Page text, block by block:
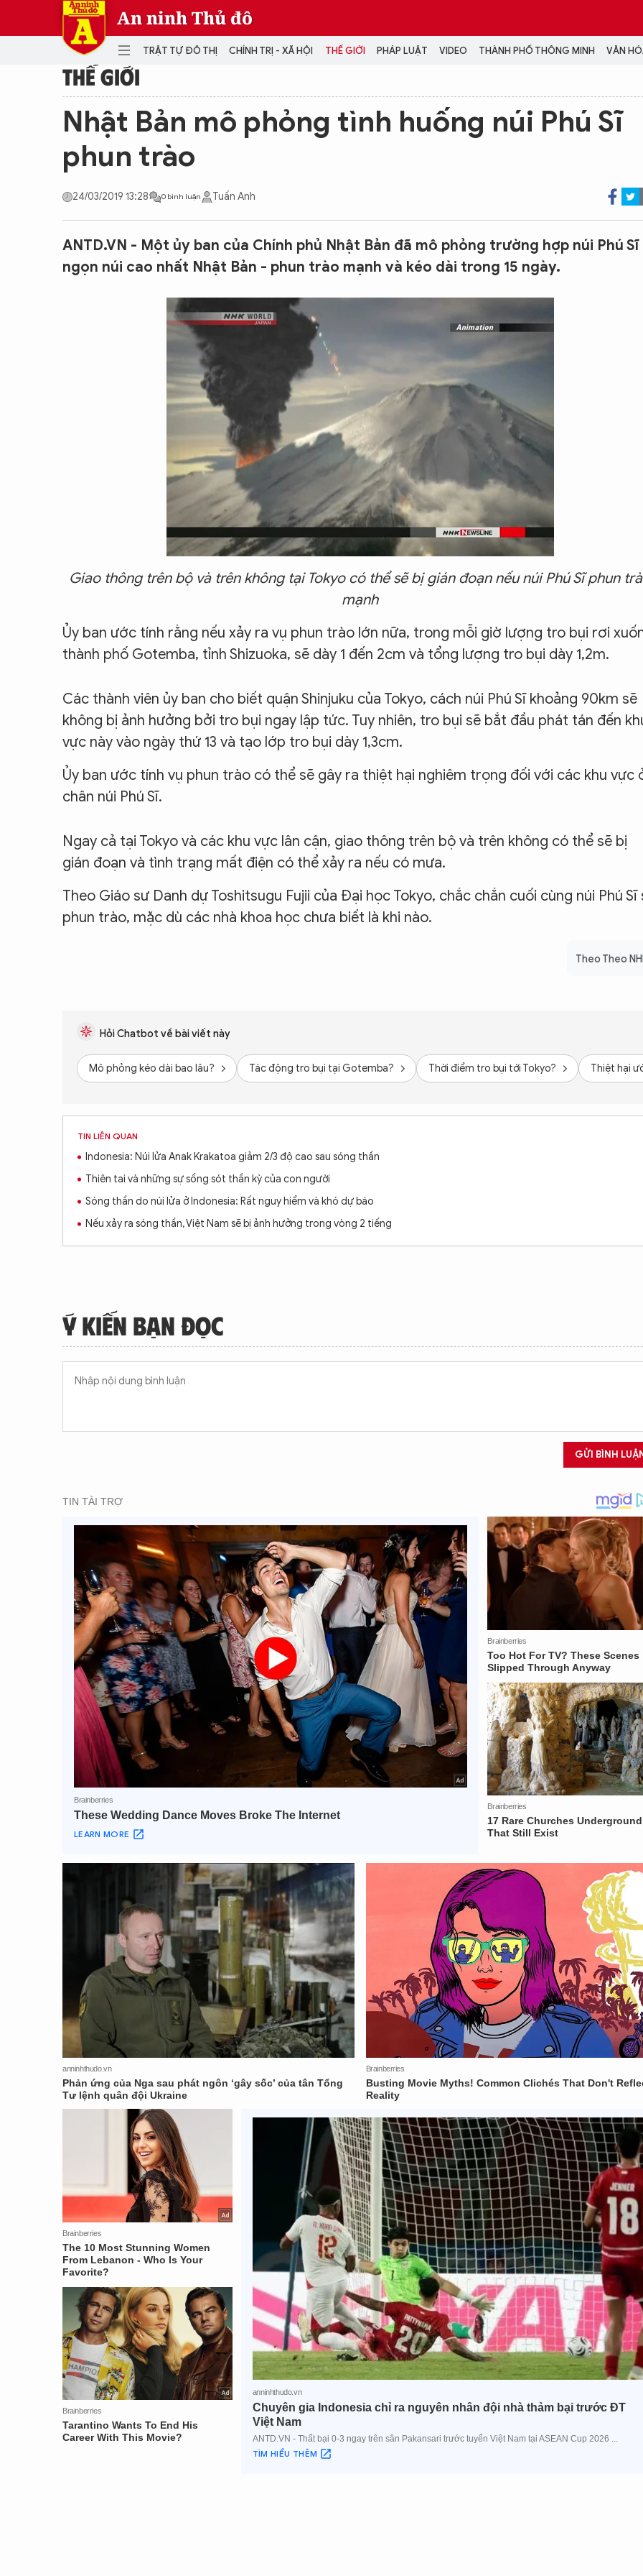
An ninh Thủ đô
TRẬT TỰ ĐÔ THỊ CHÍNH TRỊ - XÃ HỘI THẾ GIỚI PHÁP LUẬT VIDEO THÀNH PHỐ THÔNG MINH VĂN
CHÍNH TRỊ - XÃ HỘI
THẾ GIỚI
THÀNH PHỐ THÔNG MINH
THỂ THAO
SỐNG Ở HÀ NỘI
KINH DOANH
MULTIMEDIA
Podcast
Video
Ảnh
CON ĐƯỜNG KHỞI NGHIỆP
LỊCH VẠN SỰ
THẾ GIỚI
Nhật Bản mô phỏng tình huống núi Phú Sĩ
phun trào
24/03/2019 13:28 0 bình luận Tuấn Anh
ANTD.VN - Một ủy ban của Chính phủ Nhật Bản đã mô phỏng trường hợp núi Phú Sĩ
ngọn núi cao nhất Nhật Bản - phun trào mạnh và kéo dài trong 15 ngày.
Giao thông trên bộ và trên không tại Tokyo có thể sẽ bị gián đoạn nếu núi Phú Sĩphun
mạnh
Ủy ban ước tính rằng nếu xảy ra vụ phun trào lớn nữa, trong mỗi giờ lượng tro bụi rơi
thành phố Gotemba, tỉnh Shizuoka, sẽ dày 1 đến 2cm và tổng lượng tro bụi dày 1,2m.
Các thành viên ủy ban cho biết quận Shinjuku của Tokyo, cách núi Phú Sĩ khoảng 90km sẽ
không bị ảnh hưởng bởi tro bụi ngay lập tức. Tuy nhiên, tro bụi sẽ bắt đầu phát tán đến
vực này vào ngày thứ 13 và tạo lớp tro bụi dày 1,3cm.
Ủy ban ước tính vụ phun trào có thể sẽ gây ra thiệt hại nghiêm trọng đối với các khu vực
chân núi Phú Sĩ.
Ngay cả tại Tokyo và các khu vực lân cận, giao thông trên bộ và trên không có thể sẽ bị
gián đoạn và tình trạng mất điện có thể xảy ra nếu có mưa.
Theo Giáo sư Danh dự Toshitsugu Fujii của Đại học Tokyo, chắc chắn cuối cùng núi Phú Sĩ
phun trào, mặc dù các nhà khoa học chưa biết là khi nào.
Theo Theo
Hỏi Chatbot về bài viết này
Mô phỏng kéo dài bao lâu? Tác động tro bụi tại Gotemba? Thời điểm tro bụi tới Tokyo? Thiệt hại
TIN LIÊN QUAN
Indonesia: Núi lửa Anak Krakatoa giảm 2/3 độ cao sau sóng thần
Thiên tai và những sự sống sót thần kỳ của con người
Sóng thần do núi lửa ở Indonesia: Rất nguy hiểm và khó dự báo
Nếu xảy ra sóng thần, Việt Nam sẽ bị ảnh hưởng trong vòng 2 tiếng
Ý KIẾN BẠN ĐỌC
GỬI BÌNH